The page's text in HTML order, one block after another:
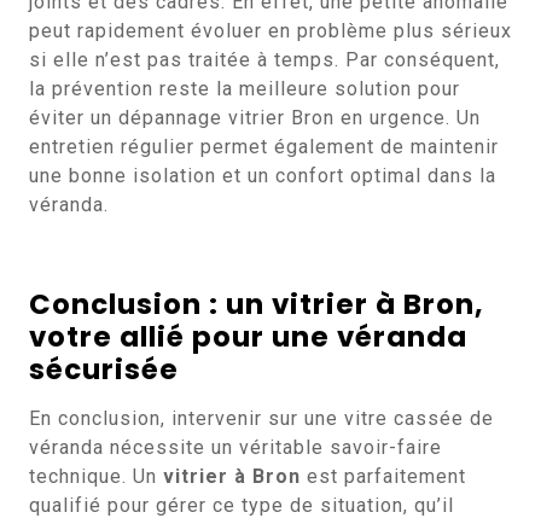
peut rapidement évoluer en problème plus sérieux
si elle n’est pas traitée à temps. Par conséquent,
la prévention reste la meilleure solution pour
éviter un dépannage vitrier Bron en urgence. Un
entretien régulier permet également de maintenir
une bonne isolation et un confort optimal dans la
véranda.
Conclusion : un vitrier à Bron,
votre allié pour une véranda
sécurisée
En conclusion, intervenir sur une vitre cassée de
véranda nécessite un véritable savoir-faire
technique. Un vitrier à Bron est parfaitement
qualifié pour gérer ce type de situation, qu’il